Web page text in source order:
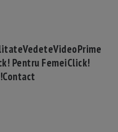
VedeteVideoPrime
Pentru FemeiClick!
Contact